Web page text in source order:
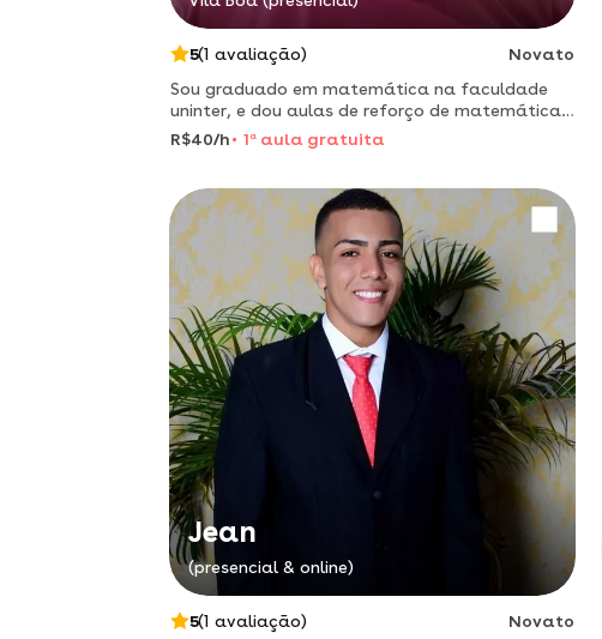
5(1 avaliação)
Novato
Sou graduado em matemática na faculdade
uninter, e dou aulas de reforço de matemática,
no ensino fundamental e médio na cidade, vila
R$40/h 1 a aula gratuita
Jean
(presencial & online)
5(1 avaliação)
Novato